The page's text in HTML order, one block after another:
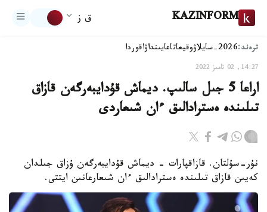
KAZINFORM ق ز
ترەند:2026-سايلاۋ وقيعاتاعايىنداۋاقوردا
14:27, 02 تامىز 2022
اراعا 5 جىل سالىپ. ديماش قۇدايبەرگەن قازاق
تىلىندە ەسترادالىق ءان شىعاردى
نۇر-سۇلتان. قازاقپارات - ديماش قۇدايبەرگەن ۇزاق جىلدان
كەيىن قازاق تىلىندە ەسترادالىق ءان شىعارعانىن ايتتى.